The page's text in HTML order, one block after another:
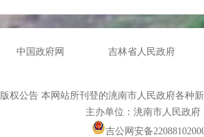
中国政府网 吉林省人民政府
版权公告 本网站所刊登的洮南市人民政府各种
主办单位：洮南市人民政
吉公网安备